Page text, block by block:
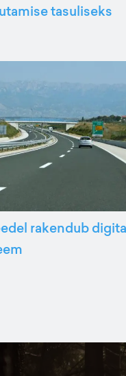
tasuliseks
rakendub